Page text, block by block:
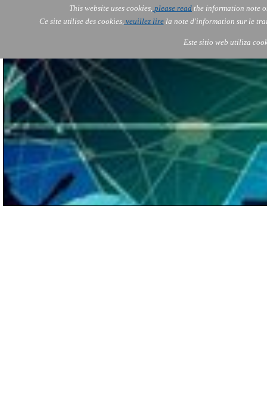
This website uses cookies, please read the information note
Ce site utilise des cookies,veuillez lirela note d'information sur le
Este sitio web utiliza
AOLONE
AOLONE
AOLONE ITALIA
AOLONE